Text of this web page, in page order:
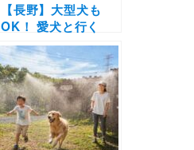
【長野】大型犬も
OK！ 愛犬と行く
「涼風の入笠花暦
2026」7/1〜8/16｜
ゴンドラで平均22℃
の花の避暑地へ！ 富
士見パノラマリゾー
ト